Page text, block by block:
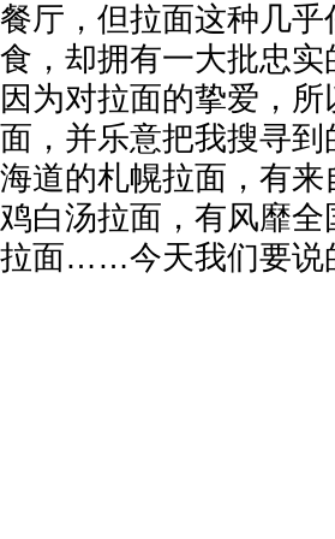
餐厅，但拉面这种几
食，却拥有一大批忠
因为对拉面的挚爱，
面，并乐意把我搜寻
海道的札幌拉面，有
鸡白汤拉面，有风靡
拉面……今天我们要说